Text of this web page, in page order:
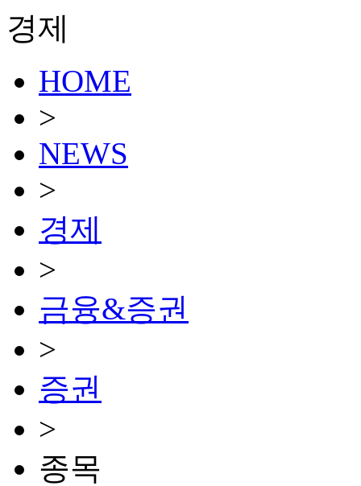
경제
HOME
>
NEWS
>
경제
>
금융&증권
>
증권
>
종목